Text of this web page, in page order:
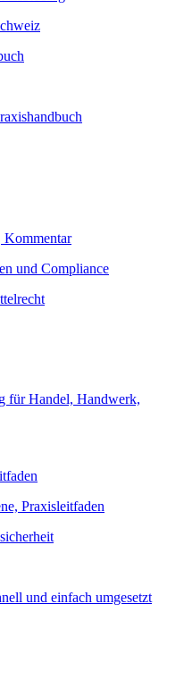
Kommentar
und Compliance
für Handel, Handwerk,
Praxisleitfaden
und einfach umgesetzt